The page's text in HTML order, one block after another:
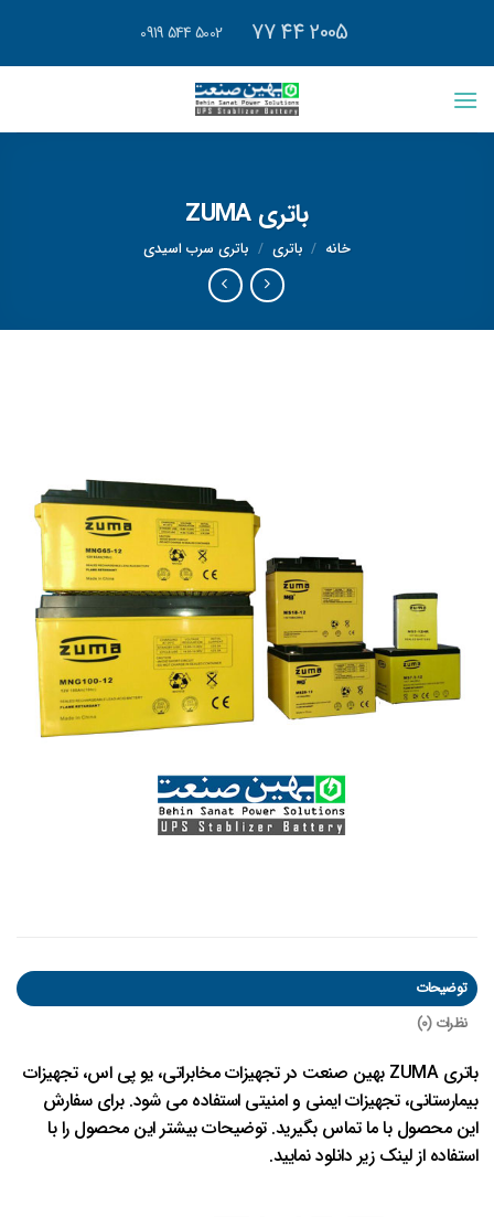
محتوا
5002 544 0919
باتری ZUMA
خانه / باتری / باتری سرب اسیدی
توضیحات
نظرات (0)
باتری ZUMA بهین صنعت در تجهیزات مخابراتی، یو پی اس، تجهیزات
بیمارستانی، تجهیزات ایمنی و امنیتی استفاده می شود. برای سفارش
این محصول با ما تماس بگیرید. توضیحات بیشتر این محصول را با
استفاده از لینک زیر دانلود نمایید.